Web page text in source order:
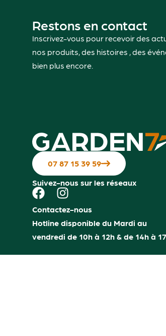
Restons en contact
Inscrivez-vous pour recevoir des
nos produits, des histoires , des
bien plus encore.
07 87 15 39 59
Suivez-nous sur les réseaux
Contactez-nous
Hotline disponible du Mardi au
vendredi de 10h à 12h & de 14h à